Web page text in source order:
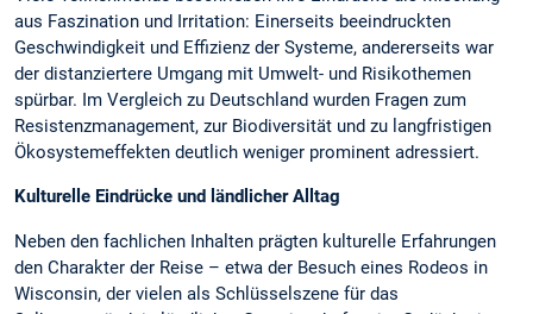
aus Faszination und Irritation: Einerseits beeindruckten
Geschwindigkeit und Effizienz der Systeme, andererseits war
der distanziertere Umgang mit Umwelt- und Risikothemen
spürbar. Im Vergleich zu Deutschland wurden Fragen zum
Resistenzmanagement, zur Biodiversität und zu langfristigen
Ökosystemeffekten deutlich weniger prominent adressiert.
Kulturelle Eindrücke und ländlicher Alltag
Neben den fachlichen Inhalten prägten kulturelle Erfahrungen
den Charakter der Reise – etwa der Besuch eines Rodeos in
Wisconsin, der vielen als Schlüsselszene für das